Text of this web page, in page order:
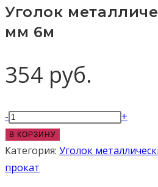
Уголок
мм 6м
354 руб.
Количество
товара
Уголок
металлический
- +
В КОРЗИНУ
Категория: Уголок
прокат